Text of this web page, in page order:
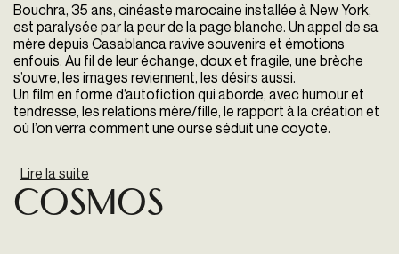
Bouchra, 35 ans, cinéaste marocaine installée à New York,
est paralysée par la peur de la page blanche. Un appel de sa
mère depuis Casablanca ravive souvenirs et émotions
enfouis. Au fil de leur échange, doux et fragile, une brèche
s’ouvre, les images reviennent, les désirs aussi.
Un film en forme d’autofiction qui aborde, avec humour et
tendresse, les relations mère/fille, le rapport à la création et
où l’on verra comment une ourse séduit une coyote.
Lire la suite
Cosmos